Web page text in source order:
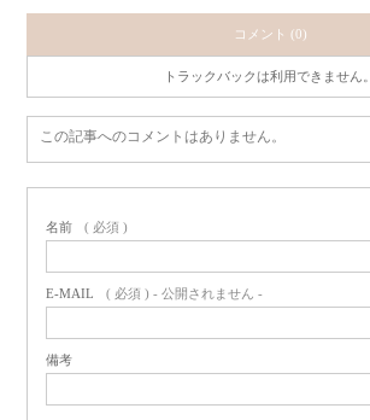
コメント (0)
トラックバックは利用できません。
この記事へのコメントはありません。
名前 ( 必須 )
E-MAIL ( 必須 ) - 公開されません -
備考